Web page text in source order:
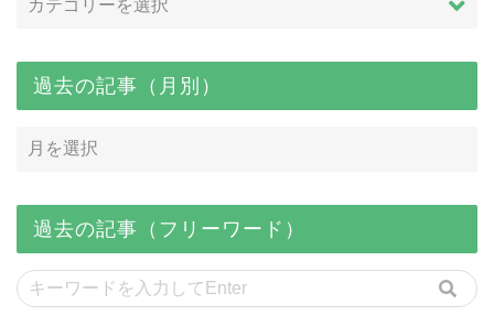
過去の記事（月別）
過去の記事（フリーワード）